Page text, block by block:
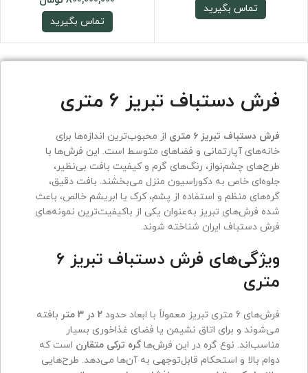
تماس بگیرید
تماس بگیرید
فرش دستباف تبریز ۶ متری
فرش دستباف تبریز ۶ متری
از محبوب‌ترین اندازه‌ها برای
خانه‌های آپارتمانی و فضاهای متوسط است. این فرش‌ها با
طرح‌های چشم‌نواز، رنگ‌های گرم و کیفیت بافت بی‌نظیر،
جلوه‌ای خاص به دکوراسیون منزل می‌بخشند. بافت دقیق،
گره‌های منظم و استفاده از پشم، کرک یا ابریشم خالص، باعث
شده فرش‌های تبریز به‌عنوان یکی از باکیفیت‌ترین نمونه‌های
فرش دستباف ایران شناخته شوند.
ویژگی‌های فرش دستباف تبریز ۶
متری
فرش‌های ۶ متری تبریز معمولاً با ابعاد حدود ۲ در ۳ متر
بافته
می‌شوند و برای اتاق نشیمن یا فضای غذاخوری بسیار
مناسب‌اند. نوع گره در این فرش‌هاگره ترکی متقارن است که
دوام بالا و استحکام قابل‌توجهی به آن‌ها می‌دهد. طرح‌هایی